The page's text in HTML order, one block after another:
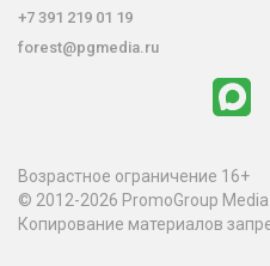
+7 391 219 01 19
forest@pgmedia.ru
Возрастное ограничение 16+
© 2012-2026 PromoGroup Media
Копирование материалов